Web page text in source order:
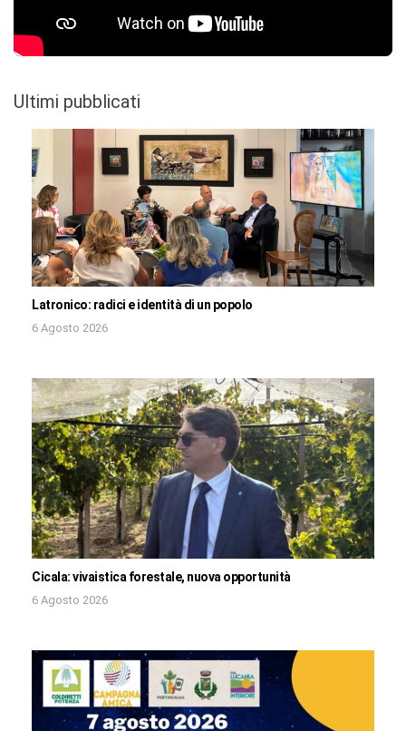
Ultimi pubblicati
Latronico: radici e identità di un popolo
6 Agosto 2026
Cicala: vivaistica forestale, nuova opportunità
6 Agosto 2026